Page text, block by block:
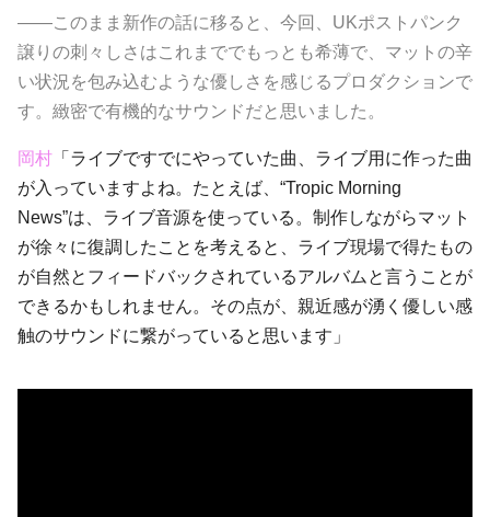
――このまま新作の話に移ると、今回、UKポストパンク
譲りの刺々しさはこれまででもっとも希薄で、マットの辛
い状況を包み込むような優しさを感じるプロダクションで
す。緻密で有機的なサウンドだと思いました。
岡村 「ライブですでにやっていた曲、ライブ用に作った曲
が入っていますよね。たとえば、“Tropic Morning
News”は、ライブ音源を使っている。制作しながらマット
が徐々に復調したことを考えると、ライブ現場で得たもの
が自然とフィードバックされているアルバムと言うことが
できるかもしれません。その点が、親近感が湧く優しい感
触のサウンドに繋がっていると思います」